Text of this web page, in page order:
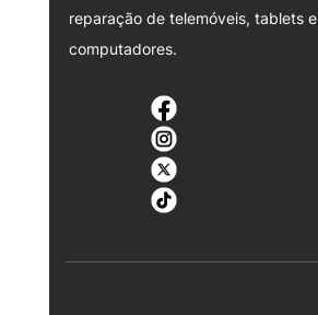
reparação de telemóveis, tablets e
computadores.